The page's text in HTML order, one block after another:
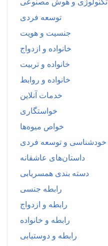
توسعه فردی
جنسیت و هویت
خانواده و ازدواج
خانواده و تربیت
خانواده و روابط
خدمات آنلاین
خواستگاری
خواص میوه‌ها
خودشناسی و توسعه فردی
داستان‌های عاشقانه
دسته بندی همسریابی
رابطه جنسی
رابطه و ازدواج
رابطه و خانواده
رابطه و دوستیابی